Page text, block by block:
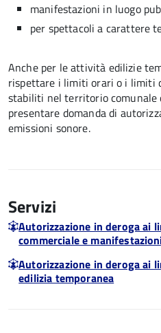
manifestazioni in luogo
per spettacoli a carattere
Anche per le attività edilizie
rispettare i limiti orari o i limiti
stabiliti nel territorio comunale
presentare domanda di
emissioni sonore.
Servizi
Autorizzazione in deroga ai
commerciale e
Autorizzazione in deroga ai
edilizia temporanea